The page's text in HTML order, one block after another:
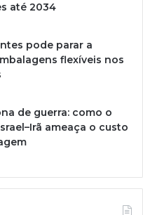
até 2034
pode parar a
flexíveis nos
de guerra: como o
ameaça o custo